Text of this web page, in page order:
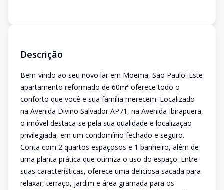
Descrição
Bem-vindo ao seu novo lar em Moema, São Paulo! Este
apartamento reformado de 60m² oferece todo o
conforto que você e sua família merecem. Localizado
na Avenida Divino Salvador AP71, na Avenida Ibirapuera,
o imóvel destaca-se pela sua qualidade e localização
privilegiada, em um condomínio fechado e seguro.
Conta com 2 quartos espaçosos e 1 banheiro, além de
uma planta prática que otimiza o uso do espaço. Entre
suas características, oferece uma deliciosa sacada para
relaxar, terraço, jardim e área gramada para os